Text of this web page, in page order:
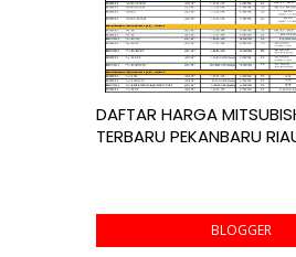
DAFTAR HARGA
TERBARU PEKANBARU
BLOGGER